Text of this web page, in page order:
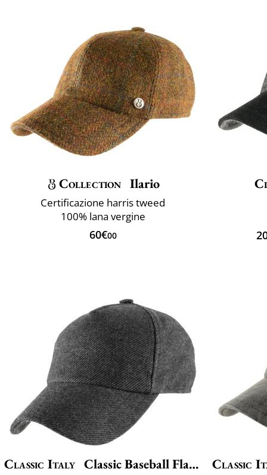
Collection Ilario
Certificazione harris tweed
100% lana vergine
60€00
Classic Italy Classic Baseball Flanella Classic